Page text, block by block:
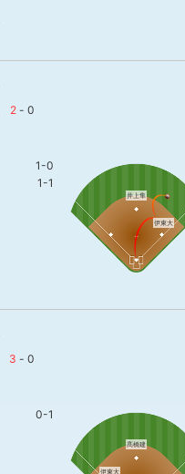
2 - 0
1-0
1-1
井上隼
伊東大
3 - 0
0-1
伊東大
髙橋建